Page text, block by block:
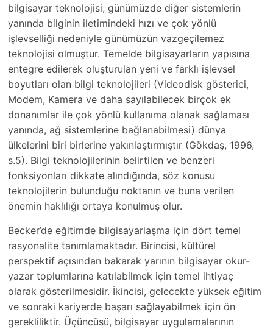
bilgisayar teknolojisi, günümüzde diğer sistemlerin
yanında bilginin iletimindeki hızı ve çok yönlü
işlevselliği nedeniyle günümüzün vazgeçilemez
teknolojisi olmuştur. Temelde bilgisayarların yapısına
entegre edilerek oluşturulan yeni ve farklı işlevsel
boyutları olan bilgi teknolojileri (Videodisk gösterici,
Modem, Kamera ve daha sayılabilecek birçok ek
donanımlar ile çok yönlü kullanıma olanak sağlaması
yanında, ağ sistemlerine bağlanabilmesi) dünya
ülkelerini biri birlerine yakınlaştırmıştır (Gökdaş, 1996,
s.5). Bilgi teknolojilerinin belirtilen ve benzeri
fonksiyonları dikkate alındığında, söz konusu
teknolojilerin bulunduğu noktanın ve buna verilen
önemin haklılığı ortaya konulmuş olur.
Becker’de eğitimde bilgisayarlaşma için dört temel
rasyonalite tanımlamaktadır. Birincisi, kültürel
perspektif açısından bakarak yarının bilgisayar okur-
yazar toplumlarına katılabilmek için temel ihtiyaç
olarak gösterilmesidir. İkincisi, gelecekte yüksek eğitim
ve sonraki kariyerde başarı sağlayabilmek için ön
gerekliliktir. Üçüncüsü, bilgisayar uygulamalarının